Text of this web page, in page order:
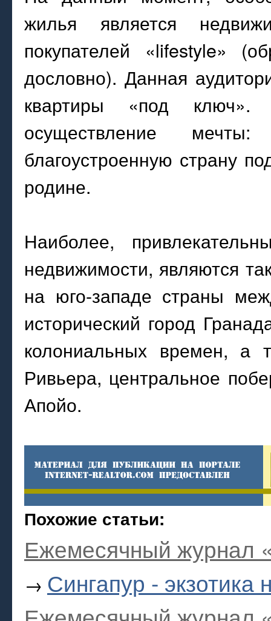
жилья является
покупателей «lifestyle»
дословно). Данная
квартиры «под
осуществление
благоустроенную страну
родине.
Наиболее,
недвижимости, являются
на юго-западе страны
исторический город
колониальных времен,
Ривьера, центральное
Апойо.
Похожие статьи:
Ежемесячный журнал
→ Сингапур -